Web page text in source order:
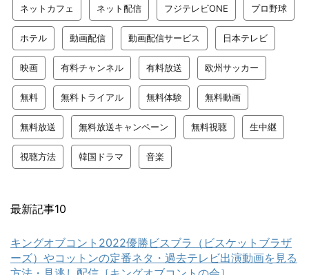
ネットカフェ ネット配信 フジテレビONE プロ野球
ホテル 動画配信 動画配信サービス 日本テレビ
映画 有料チャンネル 有料放送 欧州サッカー
無料 無料トライアル 無料体験 無料動画
無料放送 無料放送キャンペーン 無料視聴 生中継
視聴方法 韓国ドラマ 音楽
最新記事10
キングオブコント2022優勝ビスブラ（ビスケットブラザ
ーズ）やコットンの定番ネタ・過去テレビ出演動画を見る